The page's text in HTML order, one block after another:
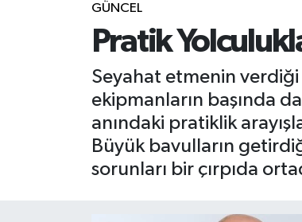
GÜNCEL
Pratik
Seyahat etmenin
ekipmanların başında
anındaki pratiklik
Büyük bavulların
sorunları bir çırpıda